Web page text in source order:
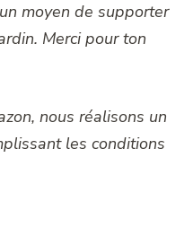
moyen de supporter
Merci pour ton
nous réalisons un
les conditions